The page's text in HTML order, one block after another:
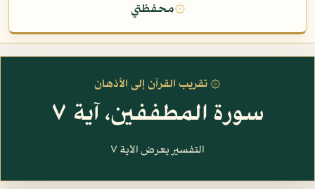
۞محفظتي
۞ تقريب القرآن إلى الأذهان
سورة المطففين، آية ٧
التفسير يعرض الآية ٧